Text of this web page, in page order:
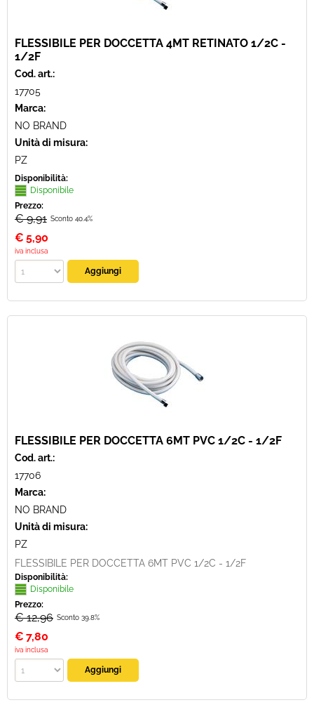
FLESSIBILE PER DOCCETTA 4MT RETINATO 1/2C -
1/2F
Cod. art.:
17705
Marca:
NO BRAND
Unità di misura:
PZ
Disponibilità:
Disponibile
Prezzo:
€ 9,91 Sconto 40.4%
€ 5,90
iva inclusa
FLESSIBILE PER DOCCETTA 6MT PVC 1/2C - 1/2F
Cod. art.:
17706
Marca:
NO BRAND
Unità di misura:
PZ
FLESSIBILE PER DOCCETTA 6MT PVC 1/2C - 1/2F
Disponibilità:
Disponibile
Prezzo:
€ 12,96 Sconto 39.8%
€ 7,80
iva inclusa